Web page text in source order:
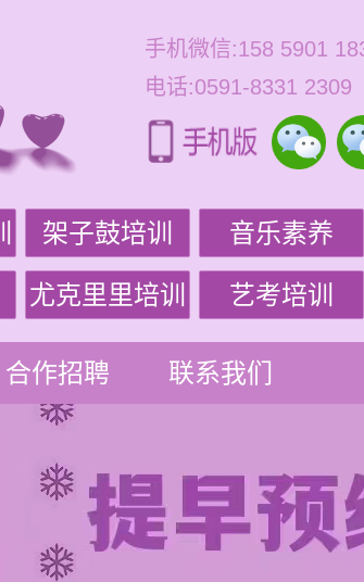
手机微信:158 5901
电话:0591-8331 2309
架子鼓培训 音乐素养
尤克里里培训 艺考培训
合作招聘 联系我们